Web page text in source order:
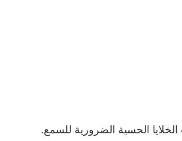
الحسية الضرورية للسمع.